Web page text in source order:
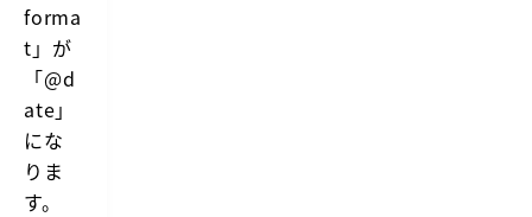
forma
t」が
「@d
ate」
にな
りま
す。